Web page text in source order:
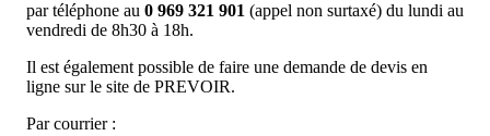
par téléphone au 0 969 321 901 (appel non surtaxé) du lundi au
vendredi de 8h30 à 18h.
Il est également possible de faire une demande de devis en
ligne sur le site de PREVOIR.
Par courrier :